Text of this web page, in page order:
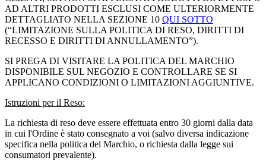
AD ALTRI PRODOTTI ESCLUSI COME ULTERIORMENTE
DETTAGLIATO NELLA SEZIONE ‎10 QUI SOTTO
(“LIMITAZIONE SULLA POLITICA DI RESO, DIRITTI DI
RECESSO E DIRITTI DI ANNULLAMENTO”).
SI PREGA DI VISITARE LA POLITICA DEL MARCHIO
DISPONIBILE SUL NEGOZIO E CONTROLLARE SE SI
APPLICANO CONDIZIONI O LIMITAZIONI AGGIUNTIVE.
Istruzioni per il Reso:
La richiesta di reso deve essere effettuata entro 30 giorni dalla data
in cui l'Ordine è stato consegnato a voi (salvo diversa indicazione
specifica nella politica del Marchio, o richiesta dalla legge sui
consumatori prevalente).